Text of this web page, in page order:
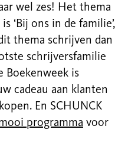
wel zes! Het thema
‘Bij ons in de familie’,
thema schrijven dan
schrijversfamilie
Boekenweek is
cadeau aan klanten
En SCHUNCK
programma voor